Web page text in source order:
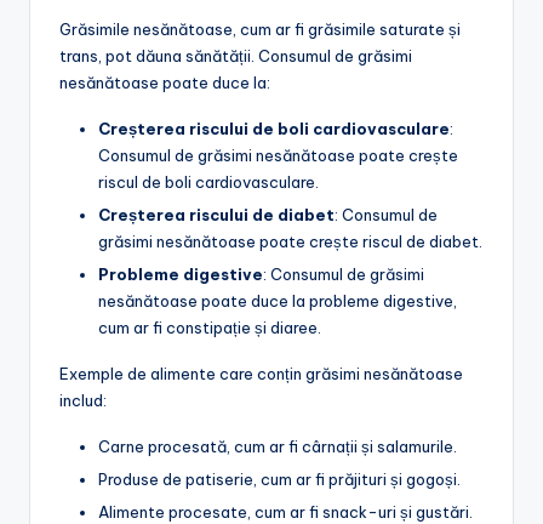
Grăsimile nesănătoase, cum ar fi grăsimile saturate și
trans, pot dăuna sănătății. Consumul de grăsimi
nesănătoase poate duce la:
Creșterea riscului de boli cardiovasculare:
Consumul de grăsimi nesănătoase poate crește
riscul de boli cardiovasculare.
Creșterea riscului de diabet: Consumul de
grăsimi nesănătoase poate crește riscul de diabet.
Probleme digestive: Consumul de grăsimi
nesănătoase poate duce la probleme digestive,
cum ar fi constipație și diaree.
Exemple de alimente care conțin grăsimi nesănătoase
includ:
Carne procesată, cum ar fi cârnații și salamurile.
Produse de patiserie, cum ar fi prăjituri și gogoși.
Alimente procesate, cum ar fi snack-uri și gustări.